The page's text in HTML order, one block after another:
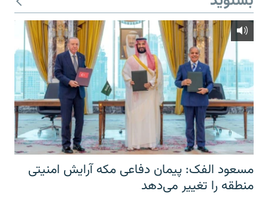
مسعود الفک: پیمان دفاعی مکه آرایش امنیتی
منطقه را تغییر می‌دهد